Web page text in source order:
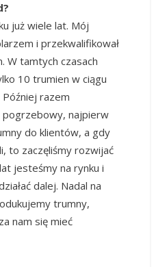
już wiele lat. Mój
i przekwalifikował
W tamtych czasach
10 trumien w ciągu
razem
pogrzebowy, najpierw
do klientów, a gdy
to zaczęliśmy rozwijać
jesteśmy na rynku i
dalej. Nadal na
trumny,
nam się mieć